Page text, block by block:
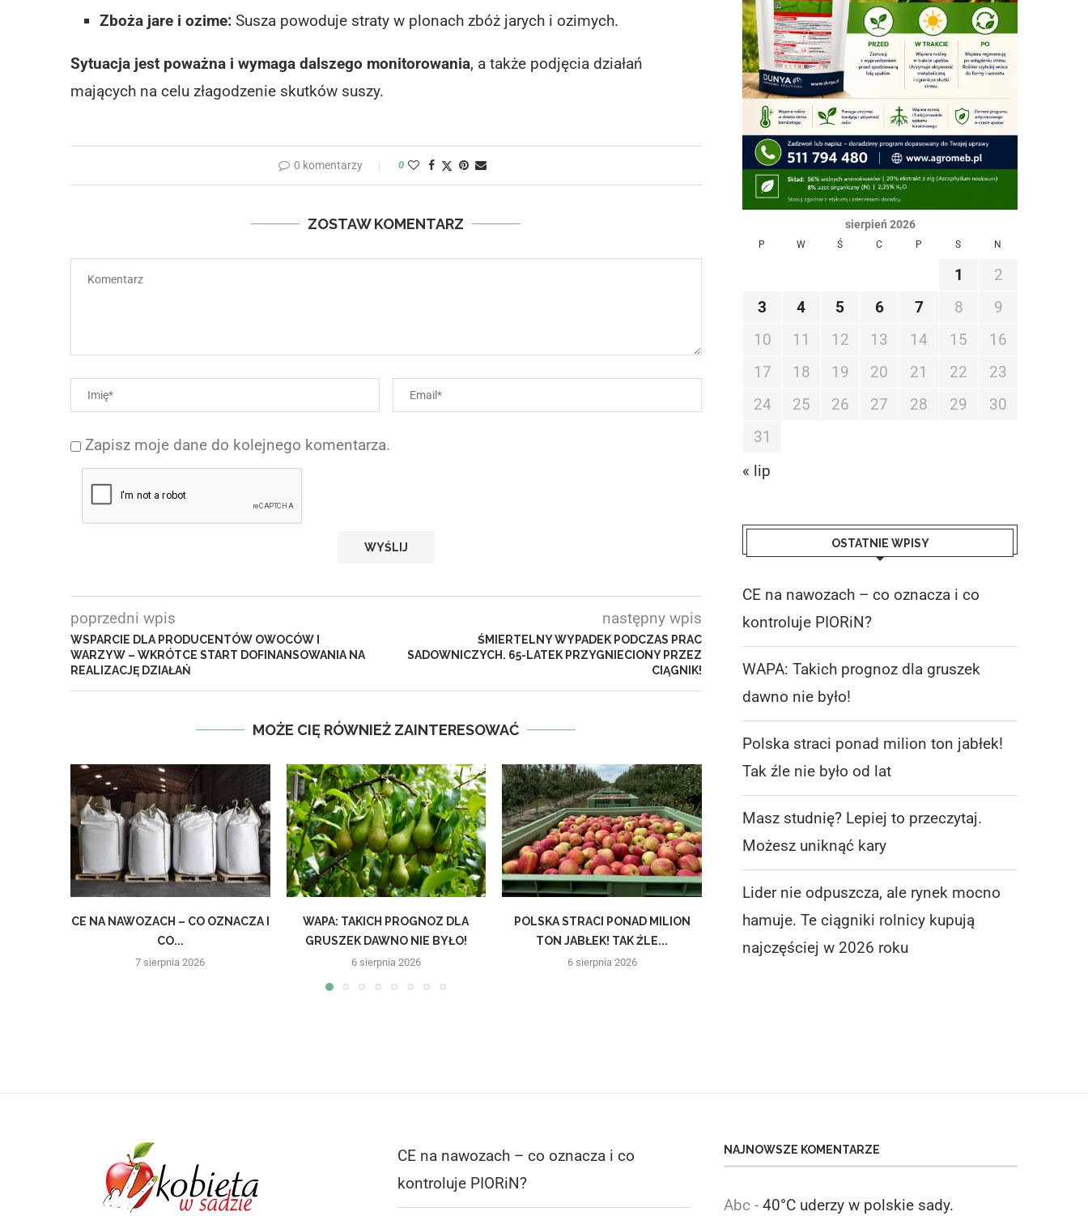
Zboża jare i ozime: Susza powoduje straty w plonach zbóż jarych i ozimych.
Sytuacja jest poważna i wymaga dalszego monitorowania, a także podjęcia działań
mających na celu złagodzenie skutków suszy.
0 komentarzy 0
ZOSTAW KOMENTARZ
Zapisz moje dane do kolejnego komentarza.
poprzedni wpis
WSPARCIE DLA PRODUCENTÓW OWOCÓW I
WARZYW – WKRÓTCE START DOFINANSOWANIA NA
REALIZACJĘ DZIAŁAŃ
następny wpis
ŚMIERTELNY WYPADEK PODCZAS PRAC
SADOWNICZYCH. 65-LATEK PRZYGNIECIONY PRZEZ
CIĄGNIK!
MOŻE CIĘ RÓWNIEŻ ZAINTERESOWAĆ
CE NA NAWOZACH – CO OZNACZA I
CO...
7 sierpnia 2026
WAPA: TAKICH PROGNOZ DLA
GRUSZEK DAWNO NIE BYŁO!
6 sierpnia 2026
POLSKA STRACI PONAD MILION
TON JABŁEK! TAK ŹLE...
6 sierpnia 2026
MASZ STUDNIĘ? LEPIEJ TO
PRZECZYTAJ. MOŻESZ UNIKNĄĆ
KARY
LIDER NIE ODPUSZCZA,
sierpień 2026
P W Ś C P S N
1
2
3
4 5 6 7 8
9
10
11 12 13 14 15
16
17
18 19 20 21 22
23
24
25 26 27 28 29
30
31
« lip
OSTATNIE WPISY
CE na nawozach – co oznacza i co
kontroluje PIORiN?
WAPA: Takich prognoz dla gruszek
dawno nie było!
Polska straci ponad milion ton jabłek!
Tak źle nie było od lat
Masz studnię? Lepiej to przeczytaj.
Możesz uniknąć kary
Lider nie odpuszcza, ale rynek mocno
hamuje. Te ciągniki rolnicy kupują
najczęściej w 2026 roku
CE na nawozach – co oznacza i co
kontroluje PIORiN?
NAJNOWSZE KOMENTARZE
Abc -40°C uderzy w polskie sady.